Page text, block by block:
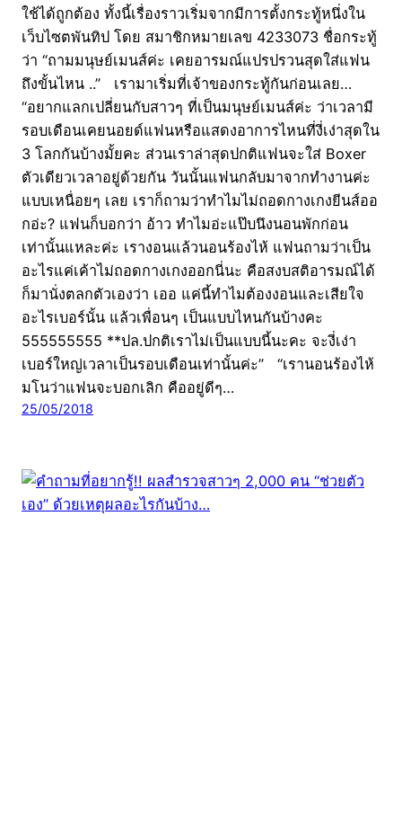
ใช้ได้ถูกต้อง ทั้งนี้เรื่องราวเริ่มจากมีการตั้งกระทู้หนึ่งใน
เว็บไซตพันทิป โดย สมาชิกหมายเลข 4233073 ชื่อกระทู้
ว่า “ถามมนุษย์เมนส์ค่ะ เคยอารมณ์แปรปรวนสุดใส่แฟน
ถึงขั้นไหน ..” เรามาเริ่มที่เจ้าของกระทู้กันก่อนเลย…
“อยากแลกเปลี่ยนกับสาวๆ ที่เป็นมนุษย์เมนส์ค่ะ ว่าเวลามี
รอบเดือนเคยนอยด์แฟนหรือแสดงอาการไหนที่งี่เง่าสุดใน
3 โลกกันบ้างมั้ยคะ ส่วนเราล่าสุดปกติแฟนจะใส่ Boxer
ตัวเดียวเวลาอยู่ด้วยกัน วันนั้นแฟนกลับมาจากทำงานค่ะ
แบบเหนื่อยๆ เลย เราก็ถามว่าทำไมไม่ถอดกางเกงยีนส์ออ
กอ่ะ? แฟนก็บอกว่า อ้าว ทำไมอ่ะแป๊บนึงนอนพักก่อน
เท่านั้นแหละค่ะ เรางอนแล้วนอนร้องไห้ แฟนถามว่าเป็น
อะไรแค่เค้าไม่ถอดกางเกงออกนี่นะ คือสงบสติอารมณ์ได้
ก็มานั่งตลกตัวเองว่า เออ แค่นี้ทำไมต้องงอนและเสียใจ
อะไรเบอร์นั้น แล้วเพื่อนๆ เป็นแบบไหนกันบ้างคะ
555555555 **ปล.ปกติเราไม่เป็นแบบนี้นะคะ จะงี่เง่า
เบอร์ใหญ่เวลาเป็นรอบเดือนเท่านั้นค่ะ” “เรานอนร้องไห้
มโนว่าแฟนจะบอกเลิก คืออยู่ดีๆ…
25/05/2018